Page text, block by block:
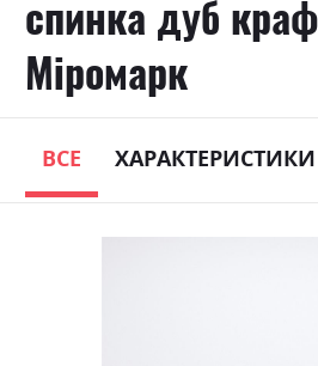
спинка дуб
Міромарк
ВСЕ ХАРАКТЕРИСТИКИ